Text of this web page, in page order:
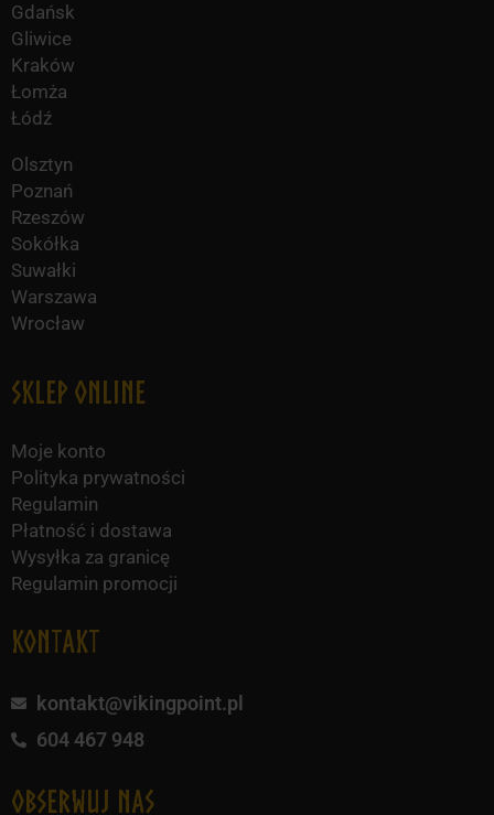
Gdańsk
Gliwice
Kraków
Łomża
Łódź
Olsztyn
Poznań
Rzeszów
Sokółka
Suwałki
Warszawa
Wrocław
Sklep online
Moje konto
Polityka prywatności
Regulamin
Płatność i dostawa
Wysyłka za granicę
Regulamin promocji
KONTAKT
kontakt@vikingpoint.pl
604 467 948
obserwuj nas